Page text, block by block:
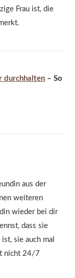
Frau ist, die
durchhalten – So
aus der
weiteren
wieder bei dir
dass sie
sie auch mal
nicht 24/7